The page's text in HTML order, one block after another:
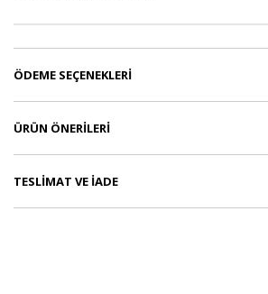
ÖDEME SEÇENEKLERI
ÜRÜN ÖNERILERI
TESLIMAT VE İADE